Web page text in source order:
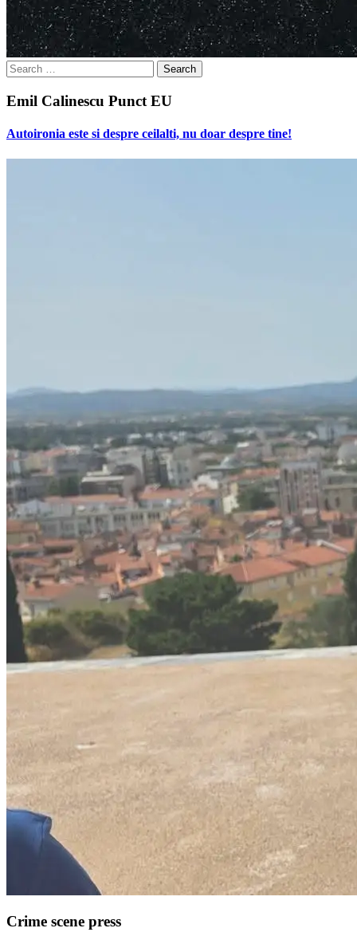
Search
for:
Emil Calinescu Punct EU
Autoironia este si despre ceilalti, nu doar despre tine!
Crime scene press